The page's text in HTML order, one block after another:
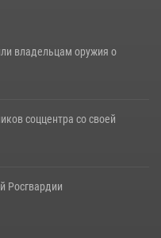
владельцам оружия о
соццентра со своей
Росгвардии